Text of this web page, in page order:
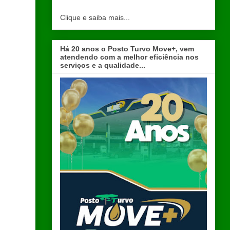
Clique e saiba mais...
Há 20 anos o Posto Turvo Move+, vem
atendendo com a melhor eficiência nos
serviços e a qualidade...